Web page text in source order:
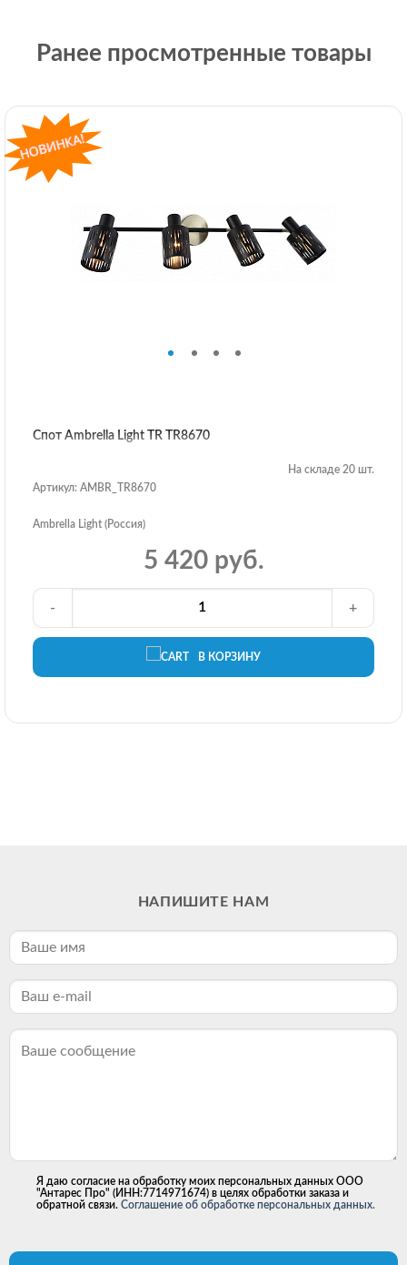
Ранее просмотренные товары
Спот Ambrella Light TR TR8670
На складе 20 шт.
Артикул: AMBR_TR8670
Ambrella Light (Россия)
5 420 руб.
В КОРЗИНУ
- +
НАПИШИТЕ НАМ
Я даю согласие на обработку моих персональных данных ООО
"Антарес Про" (ИНН:7714971674) в целях обработки заказа и
обратной связи. Соглашение об обработке персональных данных.